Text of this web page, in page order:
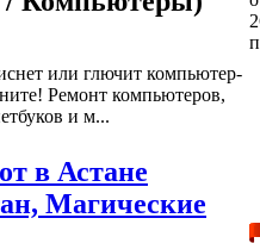
или глючит компьютер-
Ремонт компьютеров,
и м...
в Астане
Магические